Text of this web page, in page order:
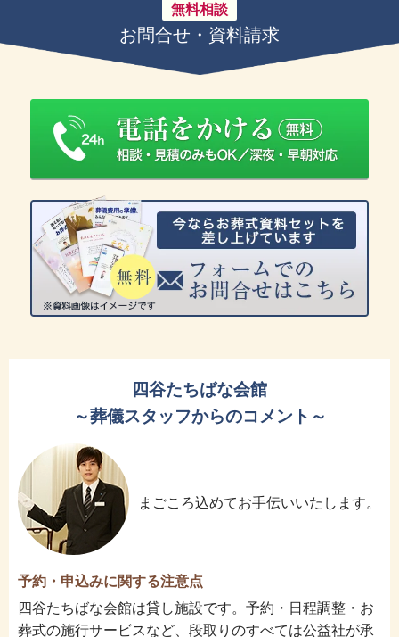
無料相談
お問合せ・資料請求
四谷たちばな会館
～葬儀スタッフからのコメント～
まごころ込めてお手伝いいたします。
予約・申込みに関する注意点
四谷たちばな会館は貸し施設です。予約・日程調整・お
葬式の施行サービスなど、段取りのすべては公益社が承